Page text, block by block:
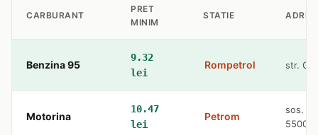
CARBURANT
PRET
MINIM
STATIE
Benzina 95
9.32
lei
Rompetrol str.
Motorina
10.47
lei
Petrom
sos.
550018